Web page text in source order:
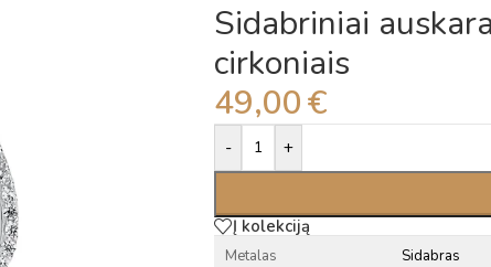
Sidabriniai
cirkoniais
49,00€
- +
Alternative:
Į kolekciją
Metalas Sidabras